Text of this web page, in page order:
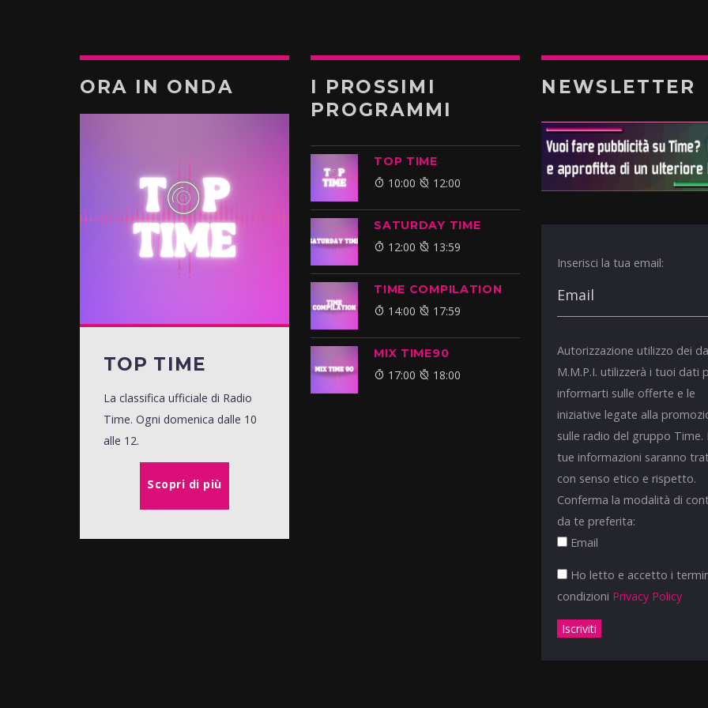
ORA IN ONDA
TOP TIME
La classifica ufficiale di Radio
Time. Ogni domenica dalle 10
alle 12.
Scopri di più
I PROSSIMI
PROGRAMMI
TOP TIME
10:00 12:00
SATURDAY TIME
12:00 13:59
TIME COMPILATION
14:00 17:59
MIX TIME90
17:00 18:00
NEWSLETTER
Inserisci la tua email:
Autorizzazione utilizzo dei
M.M.P.I. utilizzerà i tuoi dati
informarti sulle offerte e le
iniziative legate alla
sulle radio del gruppo Time.
tue informazioni saranno
con senso etico e rispetto.
Conferma la modalità di
da te preferita:
Email
Ho letto e accetto i
condizioni Privacy Policy